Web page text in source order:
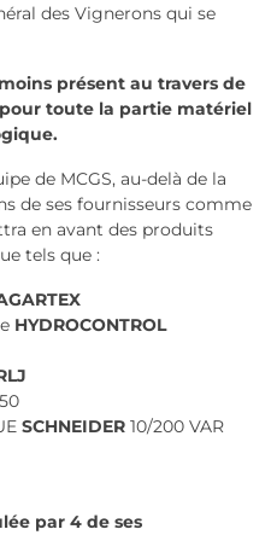
des Vignerons qui se
présent au travers de
pour toute la partie matériel
de MCGS, au-delà de la
de ses fournisseurs comme
en avant des produits
tels que :
HYDROCONTROL
SCHNEIDER 10/200 VAR
par 4 de ses